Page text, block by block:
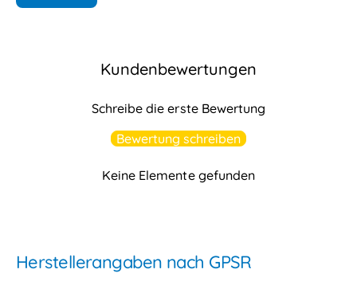
Kundenbewertungen
Schreibe die erste Bewertung
Bewertung schreiben
Keine Elemente gefunden
Herstellerangaben nach GPSR